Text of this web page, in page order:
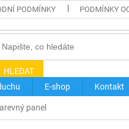
PODMÍNKY PODMÍNKY
HLEDAT
E-shop Kontakt
panel